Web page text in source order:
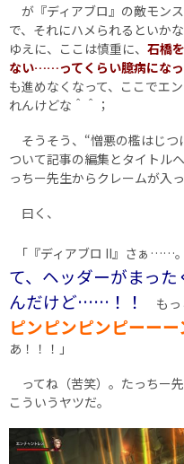
が『ディアブロ』の敵モン
で、それにハメられるといか
ゆえに、ここは慎重に、 石橋
ない……ってくらい臆病にな
も進めなくなって、ここでエ
れんけどな＾＾；
そうそう、“憎悪の檻はじつ
ついて記事の編集とタイトル
っちー先生からクレームが入っ
曰く、
｢『ディアブロ II』さぁ……。
て、ヘッダーがまっ
んだけど……！！
も
ピンピンピンピーーー
あ！！！｣
ってね（苦笑）。たっちー
こういうヤツだ。